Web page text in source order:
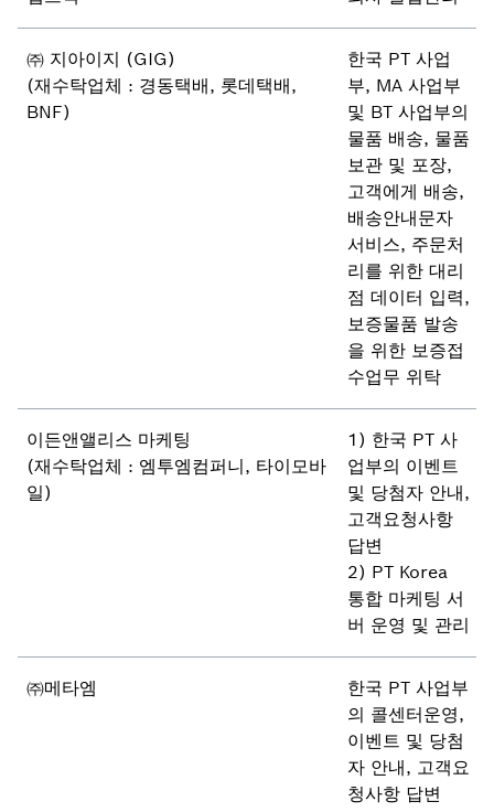
㈜ 지아이지 (GIG)
(재수탁업체 : 경동택배, 롯데택배,
BNF)
한국 PT 사업
부, MA 사업부
및 BT 사업부의
물품 배송, 물품
보관 및 포장,
고객에게 배송,
배송안내문자
서비스, 주문처
리를 위한 대리
점 데이터 입력,
보증물품 발송
을 위한 보증접
수업무 위탁
이든앤앨리스 마케팅
(재수탁업체 : 엠투엠컴퍼니, 타이모바
일)
1) 한국 PT 사
업부의 이벤트
및 당첨자 안내,
고객요청사항
답변
2) PT Korea
통합 마케팅 서
버 운영 및 관리
㈜메타엠
한국 PT 사업부
의 콜센터운영,
이벤트 및 당첨
자 안내, 고객요
청사항 답변